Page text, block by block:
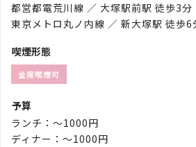
都営都電荒川線 ／ 大塚駅前駅 徒歩3分
東京メトロ丸ノ内線 ／ 新大塚駅 徒歩6
喫煙形態
全席喫煙可
予算
ランチ：～1000円
ディナー：～1000円